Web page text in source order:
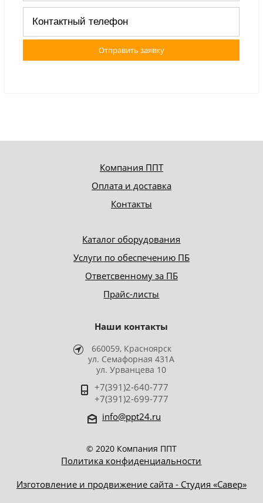
Отправить заявку
Компания ППТ
Оплата и доставка
Контакты
Каталог оборудования
Услуги по обеспечению ПБ
Ответсвенному за ПБ
Прайс-листы
Наши контакты
660059, Красноярск
ул. Семафорная 431А
ул. Урванцева 10
+7(391)2-640-777
+7(391)2-699-777
info@ppt24.ru
© 2020 Компания ППТ
Политика конфиденциальности
Изготовление и продвижение сайта - Студия «Савер»